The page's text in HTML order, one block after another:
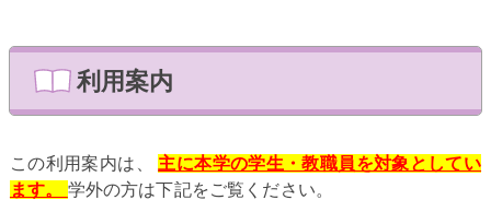
利用案内
この利用案内は、 主に本学の学生・教職員を対象としてい
ます。 学外の方は下記をご覧ください。